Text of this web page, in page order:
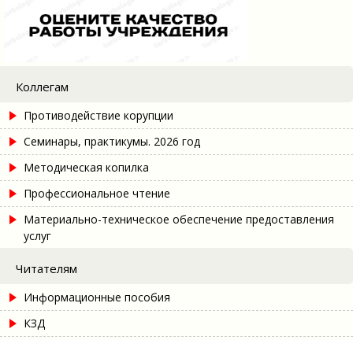
Коллегам
Противодействие корупции
Семинары, практикумы. 2026 год
Методическая копилка
Профессиональное чтение
Материально-техническое обеспечение предоставления
услуг
Читателям
Информационные пособия
КЗД